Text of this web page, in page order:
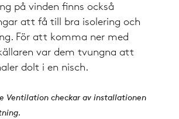
på vinden finns också
att få till bra isolering och
För att komma ner med
var dem tvungna att
dolt i en nisch.
Ventilation checkar av installationen